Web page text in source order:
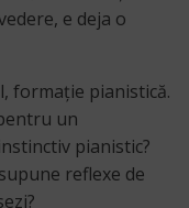
e deja o
formaţie pianistică.
un
pianistic?
reflexe de